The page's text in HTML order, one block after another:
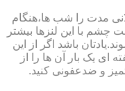
مدت را شب ها،هنگام
چشم با این لنزها بیشتر
باشد اگر از این
ای یک بار آن ها را از
و ضدعفونی کنید.